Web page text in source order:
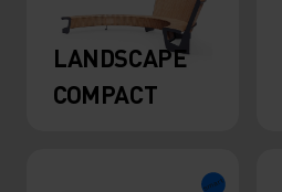
LANDSCAPE
COMPACT